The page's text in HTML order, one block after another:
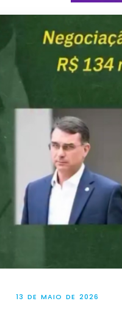
13 DE MAIO DE 2026